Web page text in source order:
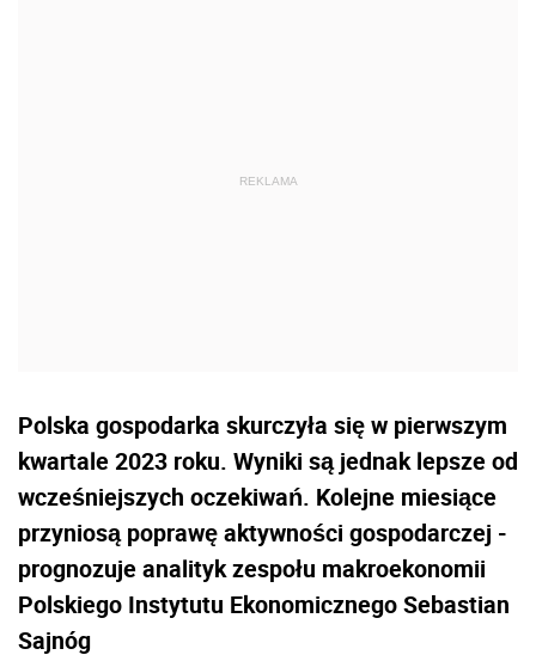
Polska gospodarka skurczyła się w pierwszym
kwartale 2023 roku. Wyniki są jednak lepsze od
wcześniejszych oczekiwań. Kolejne miesiące
przyniosą poprawę aktywności gospodarczej -
prognozuje analityk zespołu makroekonomii
Polskiego Instytutu Ekonomicznego Sebastian
Sajnóg